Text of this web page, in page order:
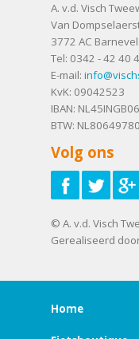
A. v.d. Visch
Van
3772 AC
Tel: 0342 - 42 40
E-mail:
KvK: 09042523
IBAN:
BTW:
Volg ons
© A. v.d. Visch
Gerealiseerd
Home